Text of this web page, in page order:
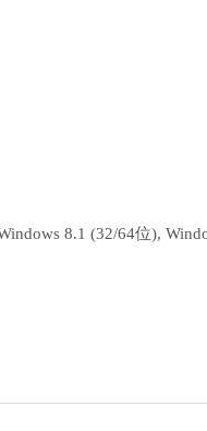
8.1 (32/64位),